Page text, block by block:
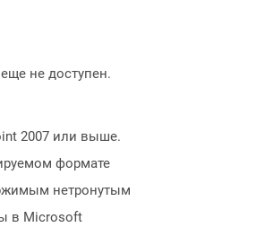
не доступен.
2007 или выше.
формате
нетронутым
в Microsoft